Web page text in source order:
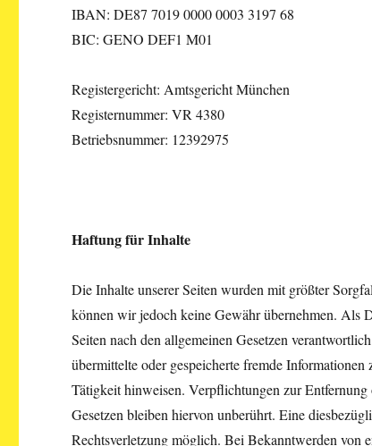
IBAN: DE87 7019 0000 0003 3197 68
BIC: GENO DEF1 M01
Registergericht: Amtsgericht München
Registernummer: VR 4380
Betriebsnummer: 12392975
Haftung für Inhalte
Die Inhalte unserer Seiten wurden mit größter
können wir jedoch keine Gewähr übernehmen. Als
Seiten nach den allgemeinen Gesetzen
übermittelte oder gespeicherte fremde
Tätigkeit hinweisen. Verpflichtungen zur
Gesetzen bleiben hiervon unberührt. Eine
Rechtsverletzung möglich. Bei Bekanntwerden von